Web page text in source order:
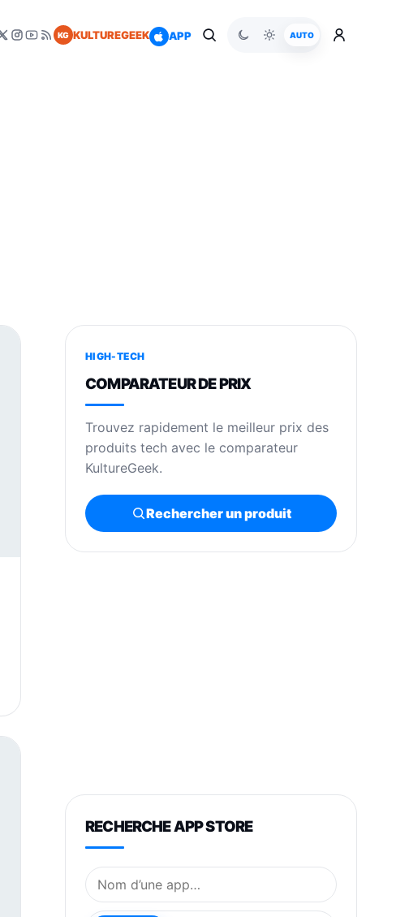
KG KULTUREGEEK APP AUTO
HIGH-TECH
COMPARATEUR DE PRIX
Trouvez rapidement le meilleur prix des
produits tech avec le comparateur
KultureGeek.
Rechercher un produit
RECHERCHE APP STORE
Nom de l’application